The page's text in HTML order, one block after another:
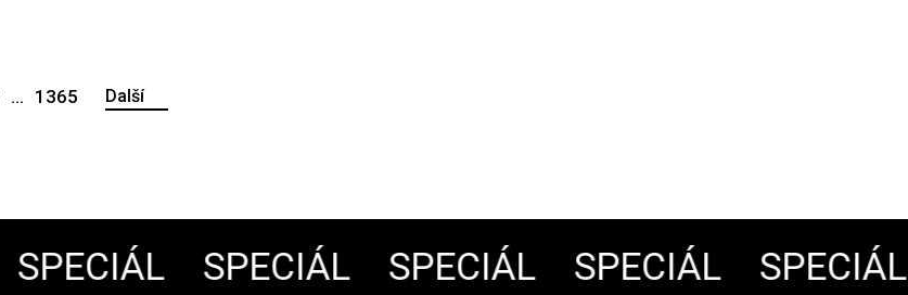
... 1365 Další
SPECIÁL SPECIÁL SPECIÁL SPECIÁL SPECIÁL